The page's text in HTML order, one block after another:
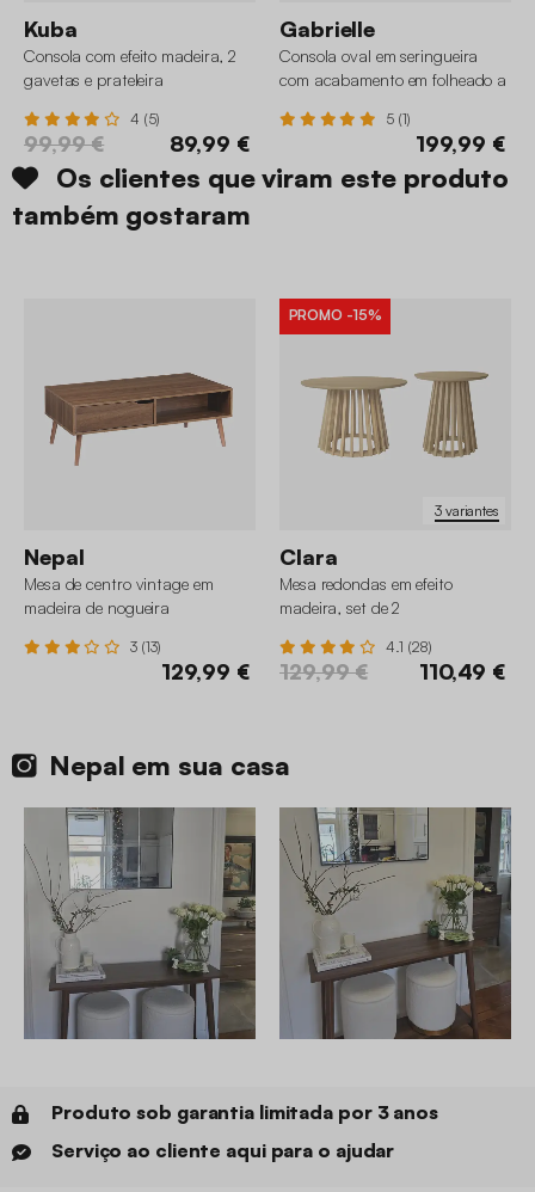
Kuba
Consola com efeito madeira, 2
gavetas e prateleira
4 (5)
99,99 € 89,99 €
Gabrielle
Consola oval em seringueira
com acabamento em folheado a
5 (1)
199,99 €
Os clientes que viram este produto
também gostaram
Nepal
Mesa de centro vintage em
madeira de nogueira
3 (13)
129,99 €
3 variantes
PROMO -15%
Clara
Mesa redondas em efeito
madeira, set de 2
4.1 (28)
129,99 € 110,49 €
Nepal em sua casa
Produto sob garantia limitada por 3 anos
Serviço ao cliente aqui para o ajudar